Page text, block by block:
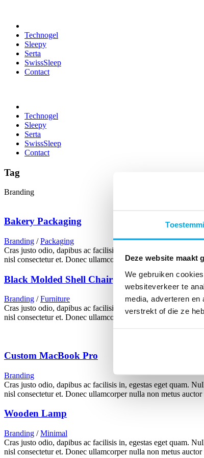
Deze website maakt
We gebruiken
websiteverkeer te
media, adverteren
verstrekt of die ze
Technogel
Sleepy
Serta
SwissSleep
Contact
Technogel
Sleepy
Serta
SwissSleep
Contact
Tag
Branding
Bakery Packaging
Branding / Packaging
Cras justo odio, dapibus ac facilisis in, egestas eget quam.
nisl consectetur et. Donec ullamcorper nulla non metus
Black Molded Shell Chair
Branding / Furniture
Cras justo odio, dapibus ac facilisis in, egestas eget quam.
nisl consectetur et. Donec ullamcorper nulla non metus auctor
Custom MacBook Pro
Branding
Cras justo odio, dapibus ac facilisis in, egestas eget quam.
nisl consectetur et. Donec ullamcorper nulla non metus
Wooden Lamp
Branding / Minimal
Cras justo odio, dapibus ac facilisis in, egestas eget quam.
nisl consectetur et. Donec ullamcorper nulla non metus